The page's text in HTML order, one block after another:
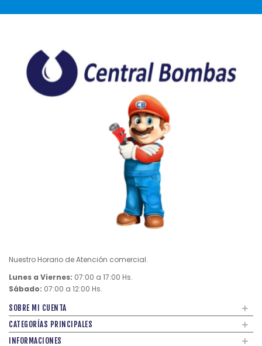
Nuestro Horario de Atención comercial.
Lunes a Viernes: 07:00 a 17:00 Hs.
Sábado: 07:00 a 12:00 Hs.
SOBRE MI CUENTA +
CATEGORÍAS PRINCIPALES +
INFORMACIONES +